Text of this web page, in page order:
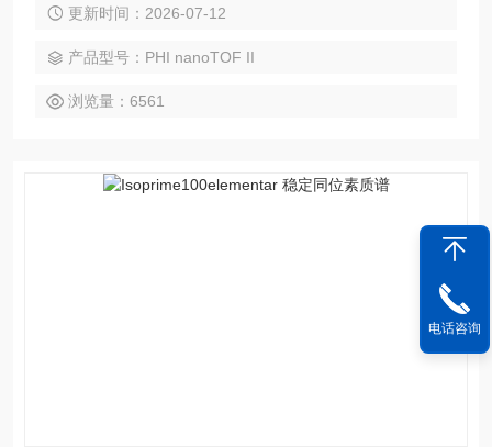
能力的三级聚焦半球形静电分析器，实现了高空间分辨率和质
表征形貌复杂的样品而没有阴影效应。
更新时间：2026-07-12
产品型号：PHI nanoTOF II
浏览量：6561
电话咨询